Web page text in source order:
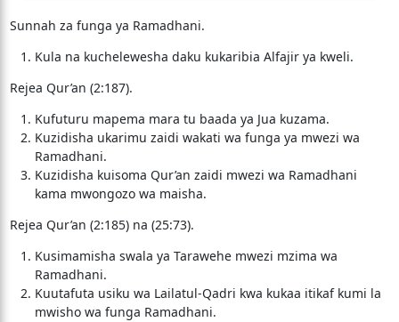
Sunnah za funga ya Ramadhani.
Kula na kuchelewesha daku kukaribia Alfajir ya kweli.
Rejea Qur’an (2:187).
Kufuturu mapema mara tu baada ya Jua kuzama.
Kuzidisha ukarimu zaidi wakati wa funga ya mwezi wa
Ramadhani.
Kuzidisha kuisoma Qur’an zaidi mwezi wa Ramadhani
kama mwongozo wa maisha.
Rejea Qur’an (2:185) na (25:73).
Kusimamisha swala ya Tarawehe mwezi mzima wa
Ramadhani.
Kuutafuta usiku wa Lailatul-Qadri kwa kukaa itikaf kumi la
mwisho wa funga Ramadhani.